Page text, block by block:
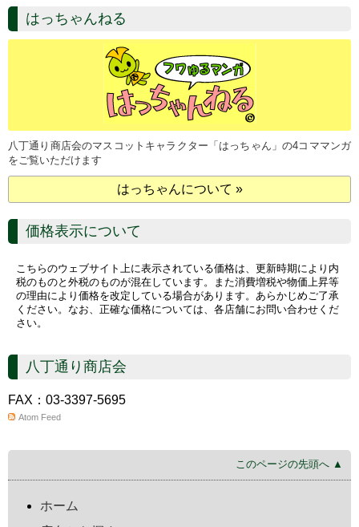
はっちゃんねる
八丁通り商店会のマスコットキャラクター「はっちゃん」の4コママンガ
をご覧いただけます
はっちゃんについて »
価格表示について
こちらのウェブサイト上に表示されている価格は、更新時期により内
税のものと外税のものが混在しています。また消費増税や物価上昇等
の理由により価格を改定している場合があります。あらかじめご了承
ください。なお、正確な価格については、各店舗にお問い合わせくだ
さい。
八丁通り商店会
FAX：03-3397-5695
Atom Feed
このページの先頭へ ▲
ホーム